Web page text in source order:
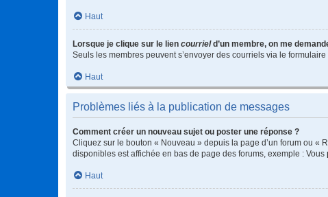
Haut
Lorsque je clique sur le lien courrield’un membre, on me
Seuls les membres peuvent s’envoyer des courriels via le
Haut
Problèmes liés à la publication de messages
Comment créer un nouveau sujet ou poster une réponse ?
Cliquez sur le bouton « Nouveau » depuis la page d’un forum ou «
disponibles est affichée en bas de page des forums, exemple : Vous
Haut